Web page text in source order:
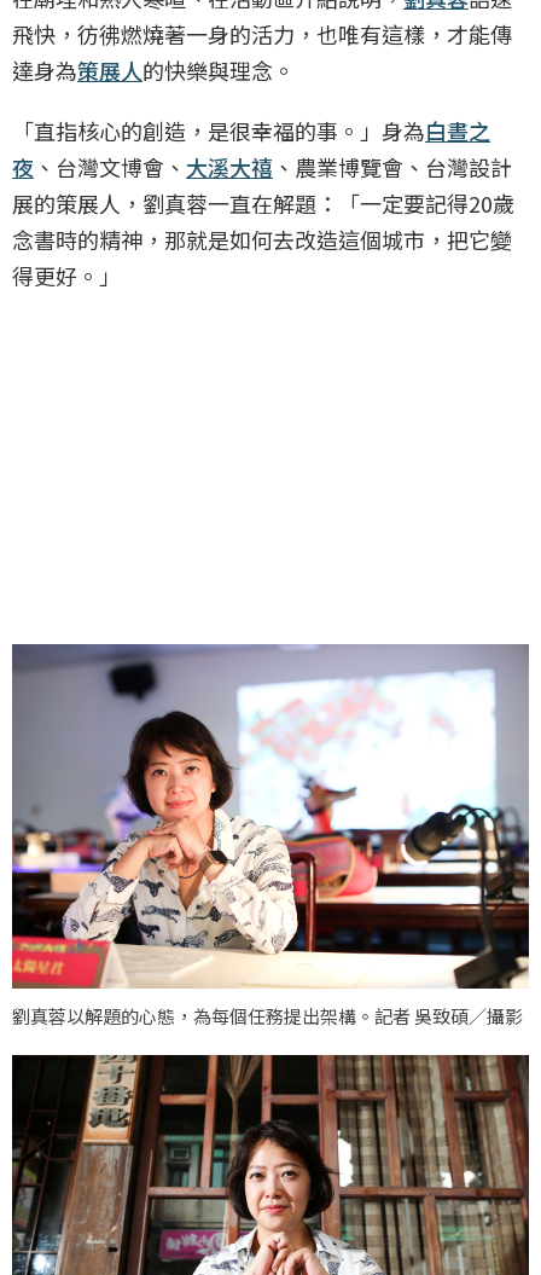
飛快，彷彿燃燒著一身的活力，也唯有這樣，才能傳
達身為策展人的快樂與理念。
「直指核心的創造，是很幸福的事。」身為白晝之
夜 、台灣文博會、 大溪大禧 、農業博覽會、台灣設計
展的策展人，劉真蓉一直在解題：「一定要記得20歲
念書時的精神，那就是如何去改造這個城市，把它變
得更好。」
劉真蓉以解題的心態，為每個任務提出架構。記者 吳致碩／攝影